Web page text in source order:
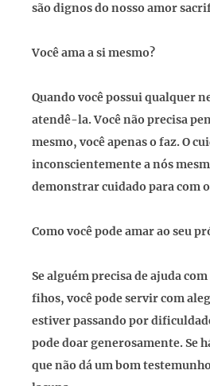
são dignos do nosso amor
Você ama a si mesmo?
Quando você possui qualquer
atendê-la. Você não precisa
mesmo, você apenas o faz. O
inconscientemente a nós
demonstrar cuidado para com
Como você pode amar ao seu
Se alguém precisa de ajuda
fihos, você pode servir com
estiver passando por
pode doar generosamente. Se
que não dá um bom